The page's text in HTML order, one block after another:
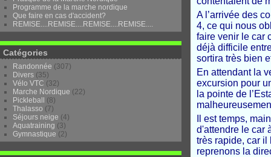
Programme de la marche nordique
Que faire en cas d'accident?
REMISE....REMISE....REMISE....REMISE....
Catégories
Randonnée (307)
Divers (35)
Vélo VTC (32)
Marche Nordique (22)
Pickleball
(8)
Thalasso (7)
Séjours neige (4)
Aquatraining (3)
Gymnastique (2)
A l’arrivée des
4, ce qui nous
faire venir le car
déjà difficile
sortira très bien
En attendant la
excursion pour
la pointe de
Il est temps,
d'attendre le car
très rapide, car il
reprenons la